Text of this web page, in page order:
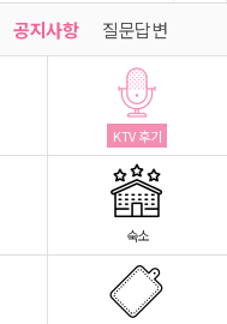
공지사항 질문답변
KTV 후기
숙소